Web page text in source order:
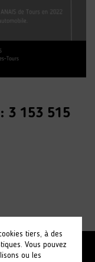
3 153 515
tiers, à des
Vous pouvez
ou les